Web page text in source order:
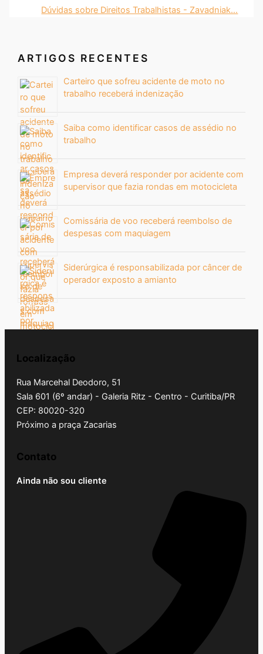
Dúvidas sobre Direitos Trabalhistas - Zavadniak…
ARTIGOS RECENTES
Carteiro que sofreu acidente de moto no
trabalho receberá indenização
Saiba como identificar casos de assédio no
trabalho
Empresa deverá responder por acidente com
supervisor que fazia rondas em motocicleta
Comissária de voo receberá reembolso de
despesas com maquiagem
Siderúrgica é responsabilizada por câncer de
operador exposto a amianto
Localização
Rua Marcehal Deodoro, 51
Sala 601 (6º andar) - Galeria Ritz - Centro - Curitiba/PR
CEP: 80020-320
Próximo a praça Zacarias
Contato
Ainda não sou cliente